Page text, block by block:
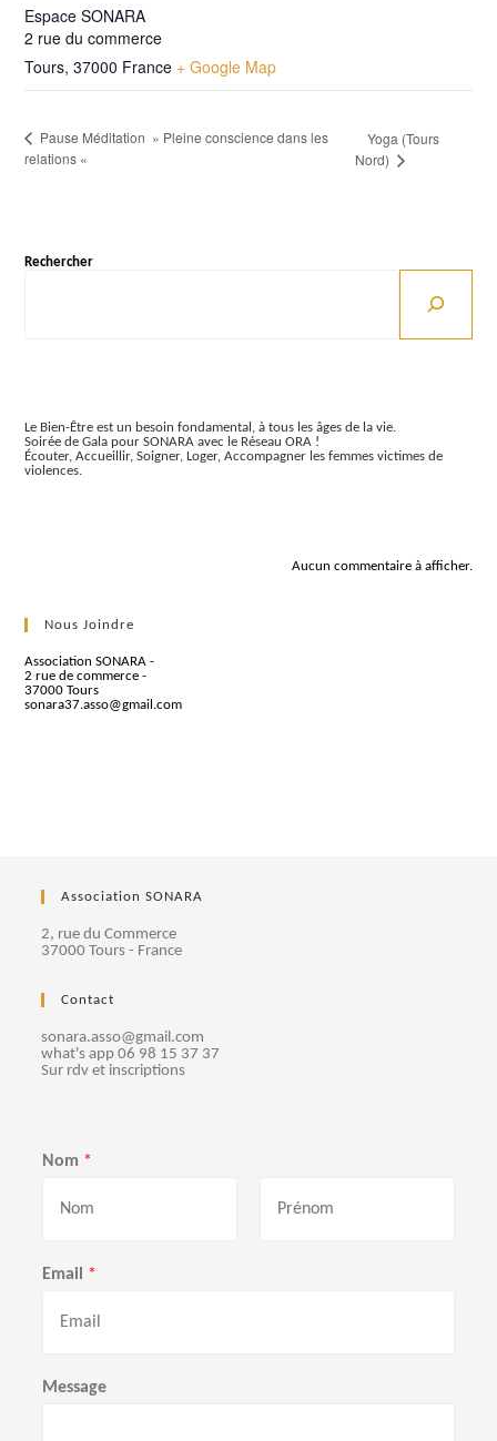
Espace SONARA
2 rue du commerce
Tours, 37000 France + Google Map
Pause Méditation » Pleine conscience dans les
relations «
Yoga (Tours
Nord)
Rechercher
Le Bien-Être est un besoin fondamental, à tous les âges de la vie.
Soirée de Gala pour SONARA avec le Réseau ORA !
Écouter, Accueillir, Soigner, Loger, Accompagner les femmes victimes de
violences.
Aucun commentaire à afficher.
Nous Joindre
Association SONARA -
2 rue de commerce -
37000 Tours
sonara37.asso@gmail.com
Association SONARA
2, rue du Commerce
37000 Tours - France
Contact
sonara.asso@gmail.com
what's app 06 98 15 37 37
Sur rdv et inscriptions
Nom *
r
é
Email *
Message